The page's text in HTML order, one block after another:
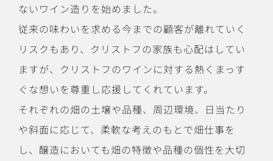
ないワイン造りを始めました。
従来の味わいを求める今までの顧客が離れていく
リスクもあり、クリストフの家族も心配はしてい
ますが、クリストフのワインに対する熱くまっす
ぐな想いを尊重し応援してくれています。
それぞれの畑の土壌や品種、周辺環境、日当たり
や斜面に応じて、柔軟な考えのもとで畑仕事を
し、醸造においても畑の特徴や品種の個性を大切